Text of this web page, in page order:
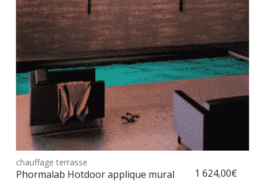
chauffage terrasse
Phormalab Hotdoor applique murale à tige1 624,00€